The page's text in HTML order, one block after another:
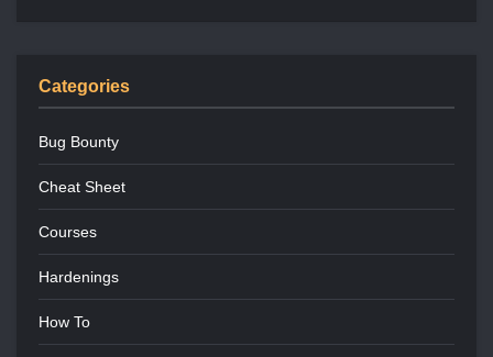
Categories
Bug Bounty
Cheat Sheet
Courses
Hardenings
How To